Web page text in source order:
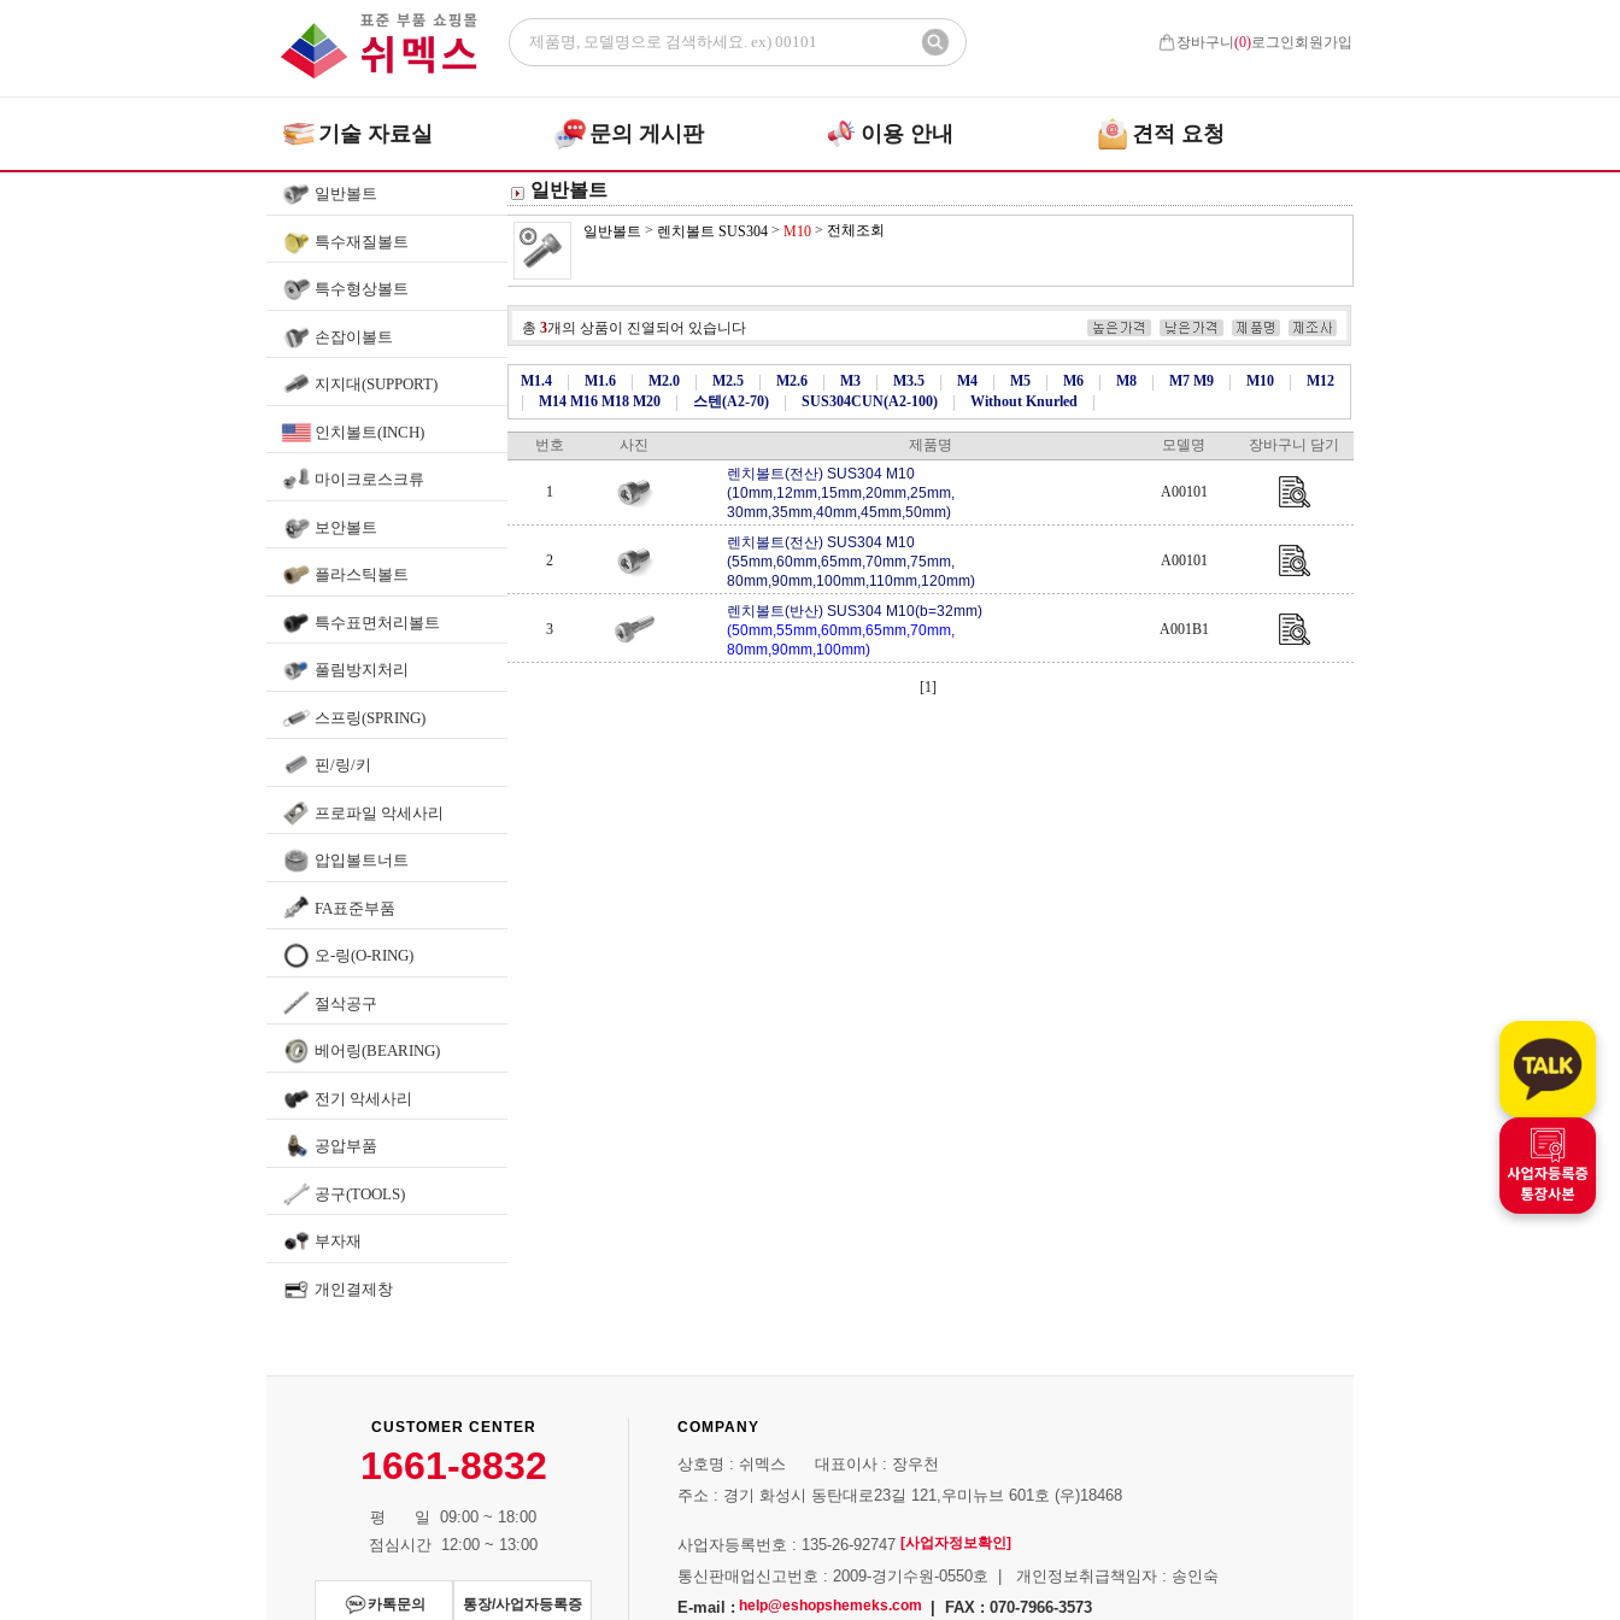
장바구니(0)로그인 회원가입
기술 자료실 문의 게시판 이용 안내 견적 요청
일반볼트
특수재질볼트
특수형상볼트
손잡이볼트
지지대(SUPPORT)
인치볼트(INCH)
마이크로스크류
보안볼트
플라스틱볼트
특수표면처리볼트
풀림방지처리
스프링(SPRING)
핀/링/키
프로파일 악세사리
압입볼트너트
FA표준부품
오-링(O-RING)
절삭공구
베어링(BEARING)
전기 악세사리
공압부품
공구(TOOLS)
부자재
개인결제창
일반볼트
일반볼트 > 렌치볼트 SUS304 > M10 > 전체조회
총 3개의 상품이 진열되어 있습니다
M1.4 M1.6 M2.0 M2.5 M2.6 M3 M3.5 M4 M5 M6 M8 M7 M9 M10 M12
M14 M16 M18 M20 스텐(A2-70) SUS304CUN(A2-100) Without Knurled
번호 사진 제품명 모델명 장바구니 담기
1
렌치볼트(전산) SUS304 M10
(10mm,12mm,15mm,20mm,25mm,
30mm,35mm,40mm,45mm,50mm)
A00101
2
렌치볼트(전산) SUS304 M10
(55mm,60mm,65mm,70mm,75mm,
80mm,90mm,100mm,110mm,120mm)
A00101
3
렌치볼트(반산) SUS304 M10(b=32mm)
(50mm,55mm,60mm,65mm,70mm,
80mm,90mm,100mm)
A001B1
[1]
CUSTOMER CENTER
1661-8832
평 일 09:00 ~ 18:00
점심시간 12:00 ~ 13:00
카톡문의 통장/사업자등록증
COMPANY
상호명 : 쉬멕스 대표이사 : 장우천
주소 : 경기 화성시 동탄대로23길 121,우미뉴브 601호 (우)18468
사업자등록번호 : 135-26-92747 [사업자정보확인]
통신판매업신고번호 : 2009-경기수원-0550호 | 개인정보취급책임자 : 송인숙
E-mail : help@eshopshemeks.com | FAX : 070-7966-3573